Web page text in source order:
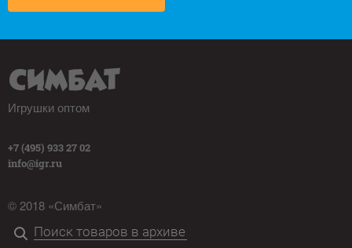
Игрушки оптом
+7 (495) 933 27 02
info@igr.ru
© 2018 «Симбат»